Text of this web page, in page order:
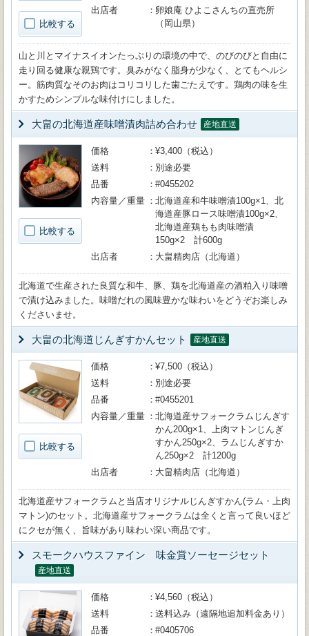
比較する
出店者
卵娘庵 ひよこさんちの直売所
（岡山県）
山と川とマイナスイオンたっぷりの環境の中で、のびのびと自由に
走り回る健康な親鶏です。臭みがなく脂身が少なく、とてもヘルシ
ー。筋肉質なそのお肉はコリコリした歯ごたえです。鶏肉の味を生
かすためシンプルな味付けにしました。
大畠の北海道産味噌漬肉詰め合わせ 産地直送
比較する
価格
¥3,400（税込）
送料
別途必要
品番
#0455202
内容量／重量
北海道産和牛味噌漬100g×1、北
海道産豚ロース味噌漬100g×2、
北海道産鶏もも肉味噌漬
150g×2 計600g
出店者
大畠精肉店（北海道）
北海道で生産された良質な和牛、豚、鶏を北海道産の酒粕入り味噌
で漬け込みました。味噌だれの風味豊かな味わいをどうぞお楽しみ
くださいませ。
大畠の北海道じんぎすかんセット 産地直送
比較する
価格
¥7,500（税込）
送料
別途必要
品番
#0455201
内容量／重量
北海道産サフォークラムじんぎす
かん200g×1、上肉マトンじんぎ
すかん250g×2、ラムじんぎすか
ん250g×2 計1200g
出店者
大畠精肉店（北海道）
北海道産サフォークラムと当店オリジナルじんぎすかん(ラム・上肉
マトン)のセット。北海道産サフォークラムは全くと言って良いほど
にクセが無く、旨味があり味わい深い商品です。
スモークハウスファイン 味金賞ソーセージセット
産地直送
価格
¥4,560（税込）
送料
送料込み（遠隔地追加料金あり）
品番
#0405706